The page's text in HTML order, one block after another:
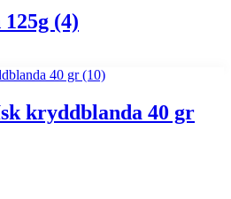
(4)
kryddblanda 40 gr